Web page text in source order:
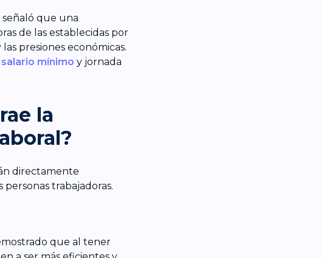
señaló que una
de las establecidas por
presiones económicas.
salario mínimo y jornada
la
directamente
trabajadoras.
que al tener